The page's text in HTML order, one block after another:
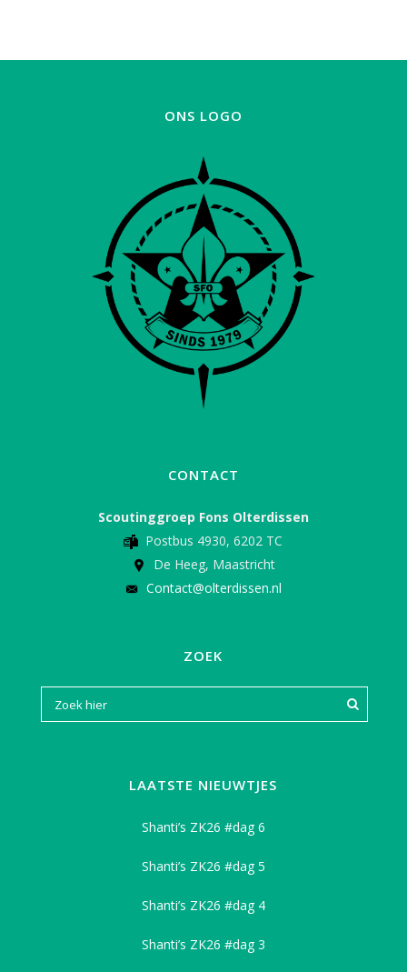
ONS LOGO
CONTACT
Scoutinggroep Fons Olterdissen
Postbus 4930, 6202 TC
De Heeg, Maastricht
Contact@olterdissen.nl
ZOEK
LAATSTE NIEUWTJES
Shanti’s ZK26 #dag 6
Shanti’s ZK26 #dag 5
Shanti’s ZK26 #dag 4
Shanti’s ZK26 #dag 3